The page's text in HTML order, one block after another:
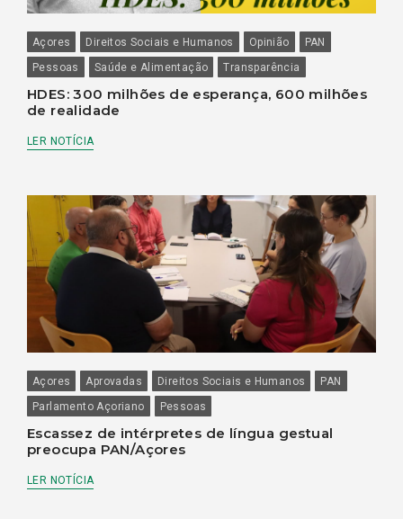
Açores Direitos Sociais e Humanos Opinião
PAN
Pessoas
Saúde e Alimentação Transparência
HDES: 300 milhões de esperança, 600 milhões
de realidade
LER NOTÍCIA
Açores Aprovadas Direitos Sociais e Humanos
PAN
Parlamento Açoriano
Pessoas
Escassez de intérpretes de língua gestual
preocupa PAN/Açores
LER NOTÍCIA